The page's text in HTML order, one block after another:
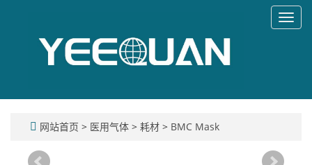
网站首页 > 医用气体 > 耗材 > BMC Mask